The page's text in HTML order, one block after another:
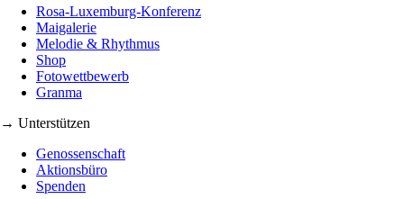
Rosa-Luxemburg-Konferenz
Maigalerie
Melodie & Rhythmus
Shop
Fotowettbewerb
Granma
→ Unterstützen
Genossenschaft
Aktionsbüro
Spenden